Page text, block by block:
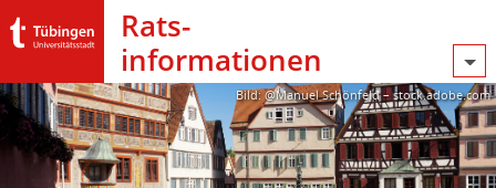
Rats­
informationen
Bild: @Manuel Schönfeld – stock.adobe.com